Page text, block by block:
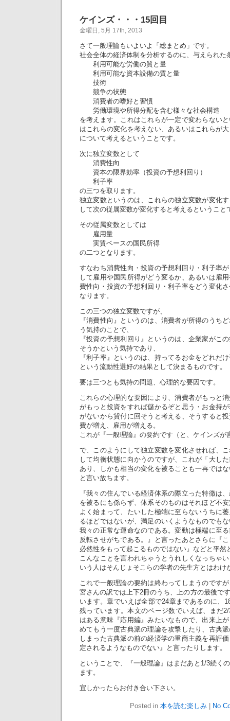
ケインズ・・・15回目
金曜日, 5月 17th, 2013
さて一般理論もいよいよ「総まとめ」です。
社会全体の経済体制を分析するのに、与えられた
利用可能な労働の質と量
利用可能な資本設備の質と量
技術
競争の状態
消費者の嗜好と習慣
労働環境や所得分配を含む様々な社会構造
を考えます。これはこれらが一定で変わらない
はこれらの変化を考えない、あるいはこれらが
について考えるということです。
次に独立変数として
消費性向
資本の限界効率（投資の予想利回り）
利子率
の三つを取ります。
独立変数というのは、これらの独立変数が変化
して次の従属変数が変化すると考えるということ
その従属変数としては
雇用量
実質ベースの国民所得
の二つとなります。
すなわち消費性向・投資の予想利回り・利子率
して雇用や国民所得がどう変るか、あるいは雇
費性向・投資の予想利回り・利子率をどう変化
なります。
この三つの独立変数ですが、
『消費性向』というのは、消費者が所得のうち
う気持のことで、
『投資の予想利回り』というのは、企業家がこ
そうかという気持であり、
『利子率』というのは、持ってるお金をどれだ
という流動性選好の結果として決まるものです。
要は三つとも気持の問題、心理的な要因です。
これらの心理的な要因により、消費者がもっと
がもっと投資をすれば儲かるぞと思う・お金持
がないから貸付に回そうと考える、そうすると
費が増え、雇用が増える。
これが『一般理論』の要約です（と、ケインズが
で、このようにして独立変数を変化させれば、
して均衡状態に向かうのですが、これが「大し
あり、しかも相当の変化を被ることも一再では
と言い放ちます。
『我々の住んでいる経済体系の際立った特徴は
を被るにも係らず、体系そのものはそれほど不
よく始まって、たいした極端に至らないうちに
るほどではないが、満足のいくようなものでも
我々の正常な運命なのである。変動は極端に至
反転させがちである。』と言ったあとさらに『
必然性をもって起こるものではない』などと平然
こんなことを言われちゃうとうれしくなっちゃ
いう人はそんじょそこらの学者の先生方とはわけ
これで一般理論の要約は終わってしまうのです
宮さんの訳では上下2冊のうち、上の方の最後で
います。章でいえば全部で24章まであるのに、
残っています。本文のページ数でいえば、まだ
はある意味『応用編』みたいなもので、出来上
めてもう一度古典派の理論を攻撃したり、古典
しまった古典派の前の経済学の重商主義を再評
定されるようなものでない』と言ったりします。
ということで、『一般理論』はまだあと1/3続く
ます。
宜しかったらお付き合い下さい。
Posted in 本を読む楽しみ| No